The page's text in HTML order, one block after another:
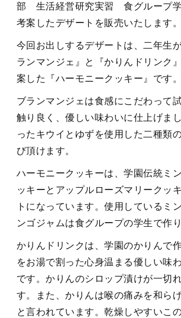
部 生活経営研究実習 食グループ
考案したデザートを販売いたします。
今回お出しするデザートは、二年生
ランマンジェ』と『かりんドリンク
案した『ハーモニークッキー』です。
ブランマンジェは食感にこだわって
触り良く、優しい味わいに仕上げま
ったキウイとゆずを使用した二種類
び頂けます。
ハーモニークッキーは、学園伝統ミ
ッキーとアップルローズマリークッ
トになっています。使用しているミ
ンゴジャムは食グループの学生で作り
かりんドリンクは、学園のかりんで
をお湯で割った心身温まる優しい味
です。かりんのシロップ漬けが一切
す。また、かりんは喉の痛みを和ら
と言われています。乾燥しやすいこ